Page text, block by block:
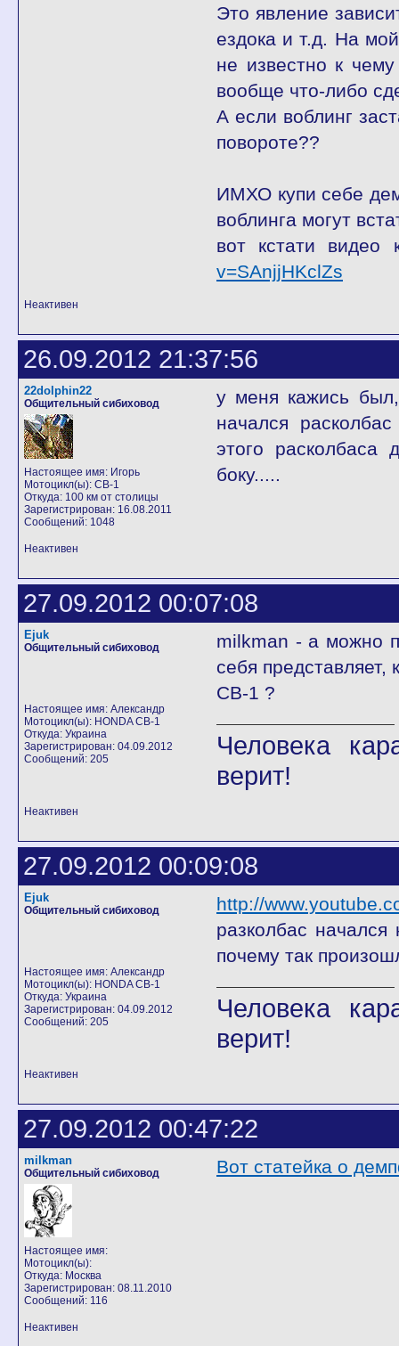
Это явление
ездока и т.д. На
не известно к
вообще что-либо
А если воблинг
повороте??
ИМХО купи себе
воблинга могут
вот кстати видео
v=SAnjjHKclZs
Неактивен
26.09.2012 21:37:56
22dolphin22
Общительный сибиховод
Настоящее имя: Игорь
Мотоцикл(ы): CB-1
Откуда: 100 км от столицы
Зарегистрирован: 16.08.2011
Сообщений: 1048
у меня кажись
начался
этого расколбаса
боку.....
Неактивен
27.09.2012 00:07:08
Ejuk
Общительный сибиховод
Настоящее имя: Александр
Мотоцикл(ы): HONDA CB-1
Откуда: Украина
Зарегистрирован: 04.09.2012
Сообщений: 205
milkman - а можно
себя представляет,
CB-1 ?
Человека
верит!
Неактивен
27.09.2012 00:09:08
Ejuk
Общительный сибиховод
Настоящее имя: Александр
Мотоцикл(ы): HONDA CB-1
Откуда: Украина
Зарегистрирован: 04.09.2012
Сообщений: 205
http://
разколбас
почему так
Человека
верит!
Неактивен
27.09.2012 00:47:22
milkman
Общительный сибиховод
Настоящее имя:
Мотоцикл(ы):
Откуда: Москва
Зарегистрирован: 08.11.2010
Сообщений: 116
Вот статейка о
Неактивен